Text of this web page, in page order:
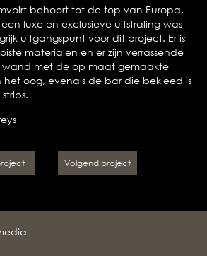
behoort tot de top van Europa,
luxe en exclusieve uitstraling was
uitgangspunt voor dit project. Er is
materialen en er zijn verrassende
wand met de op maat gemaakte
het oog, evenals de bar die bekleed is
Volgend project